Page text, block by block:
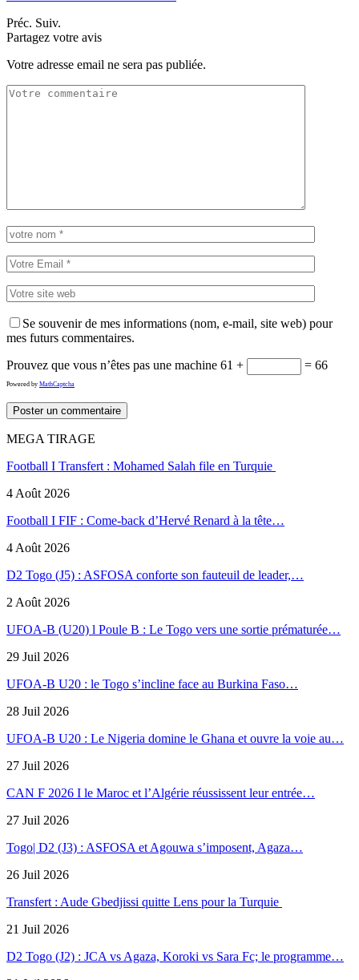
Préc. Suiv.
Partagez votre avis
Votre adresse email ne sera pas publiée.
Se souvenir de mes informations (nom, e-mail, site web) pour
mes futurs commentaires.
Prouvez que vous n’êtes pas une machine 61 + = 66
Powered by MathCaptcha
MEGA TIRAGE
Football I Transfert : Mohamed Salah file en Turquie
4 Août 2026
Football I FIF : Come-back d’Hervé Renard à la tête…
4 Août 2026
D2 Togo (J5) : ASFOSA conforte son fauteuil de leader,…
2 Août 2026
UFOA-B (U20) l Poule B : Le Togo vers une sortie prématurée…
29 Juil 2026
UFOA-B U20 : le Togo s’incline face au Burkina Faso…
28 Juil 2026
UFOA-B U20 : Le Nigeria domine le Ghana et ouvre la voie au…
27 Juil 2026
CAN F 2026 I le Maroc et l’Algérie réussissent leur entrée…
27 Juil 2026
Togo| D2 (J3) : ASFOSA et Agouwa s’imposent, Agaza…
26 Juil 2026
Transfert : Aude Gbedjissi quitte Lens pour la Turquie
21 Juil 2026
D2 Togo (J2) : JCA vs Agaza, Koroki vs Sara Fc; le programme…